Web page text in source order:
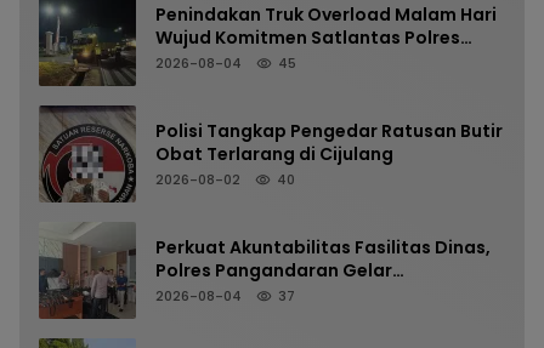
Penindakan Truk Overload Malam Hari
Wujud Komitmen Satlantas Polres
Pangandaran Menjaga Keselamatan
2026-08-04 45
Polisi Tangkap Pengedar Ratusan Butir
Obat Terlarang di Cijulang
2026-08-02 40
Perkuat Akuntabilitas Fasilitas Dinas,
Polres Pangandaran Gelar
Pemeriksaan Senpi Berkala
2026-08-04 37